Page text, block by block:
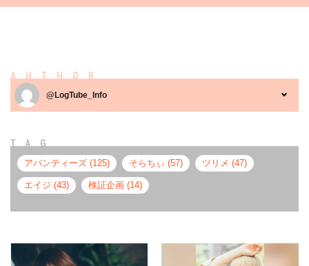
AUTHOR
@LogTube_Info
TAG
アバンティーズ (125) そらちぃ (57) ツリメ (47)
エイジ (43) 検証企画 (14)